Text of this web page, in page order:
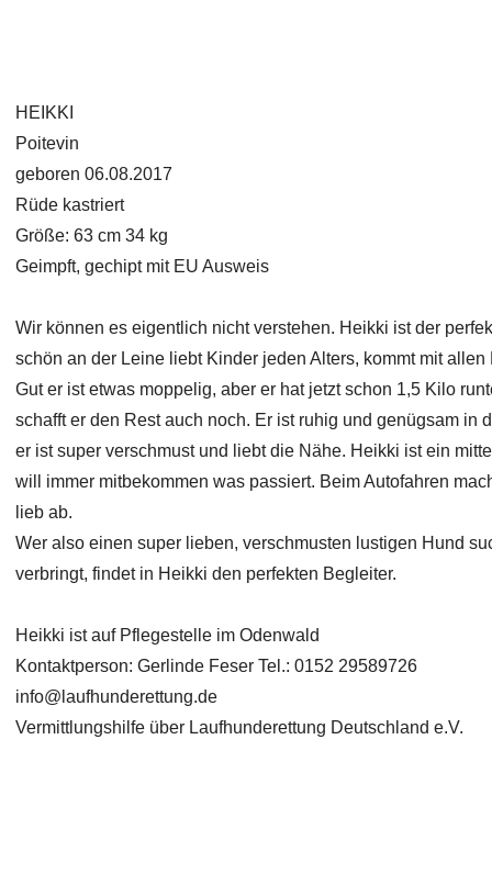
HEIKKI
Poitevin
geboren 06.08.2017
Rüde kastriert
Größe: 63 cm 34 kg
Geimpft, gechipt mit EU Ausweis
Wir können es eigentlich nicht verstehen. Heikki ist der
schön an der Leine liebt Kinder jeden Alters, kommt mit
Gut er ist etwas moppelig, aber er hat jetzt schon 1,5 Kilo
schafft er den Rest auch noch. Er ist ruhig und genügsam in
er ist super verschmust und liebt die Nähe. Heikki ist ein
will immer mitbekommen was passiert. Beim Autofahren
lieb ab.
Wer also einen super lieben, verschmusten lustigen Hund
verbringt, findet in Heikki den perfekten Begleiter.
Heikki ist auf Pflegestelle im Odenwald
Kontaktperson: Gerlinde Feser Tel.: 0152 29589726
info@laufhunderettung.de
Vermittlungshilfe über Laufhunderettung Deutschland e.V.